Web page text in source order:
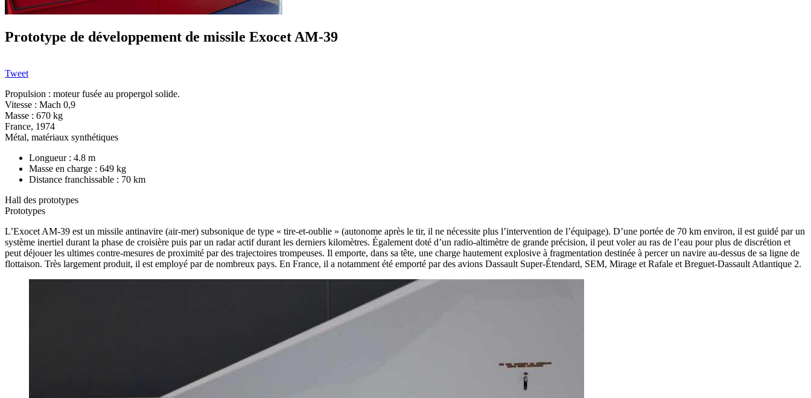
Prototype de développement de missile Exocet AM-39
Tweet
Propulsion : moteur fusée au propergol solide.
Vitesse : Mach 0,9
Masse : 670 kg
France, 1974
Métal, matériaux synthétiques
Longueur : 4.8 m
Masse en charge : 649 kg
Distance franchissable : 70 km
Hall des prototypes
Prototypes
L’Exocet AM-39 est un missile antinavire (air-mer) subsonique de type « tire-et-oublie » (autonome après le tir, il ne nécessite plus l’intervention de l’équipage). D’une portée de 70 km environ, il est guidé par un
système inertiel durant la phase de croisière puis par un radar actif durant les derniers kilomètres. Également doté d’un radio-altimètre de grande précision, il peut voler au ras de l’eau pour plus de discrétion et
peut déjouer les ultimes contre-mesures de proximité par des trajectoires trompeuses. Il emporte, dans sa tête, une charge hautement explosive à fragmentation destinée à percer un navire au-dessus de sa ligne de
flottaison. Très largement produit, il est employé par de nombreux pays. En France, il a notamment été emporté par des avions Dassault Super-Étendard, SEM, Mirage et Rafale et Breguet-Dassault Atlantique 2.